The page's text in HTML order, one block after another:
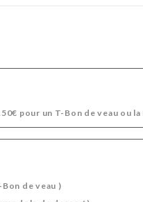
pour un T-Bon de veau ou
de veau )